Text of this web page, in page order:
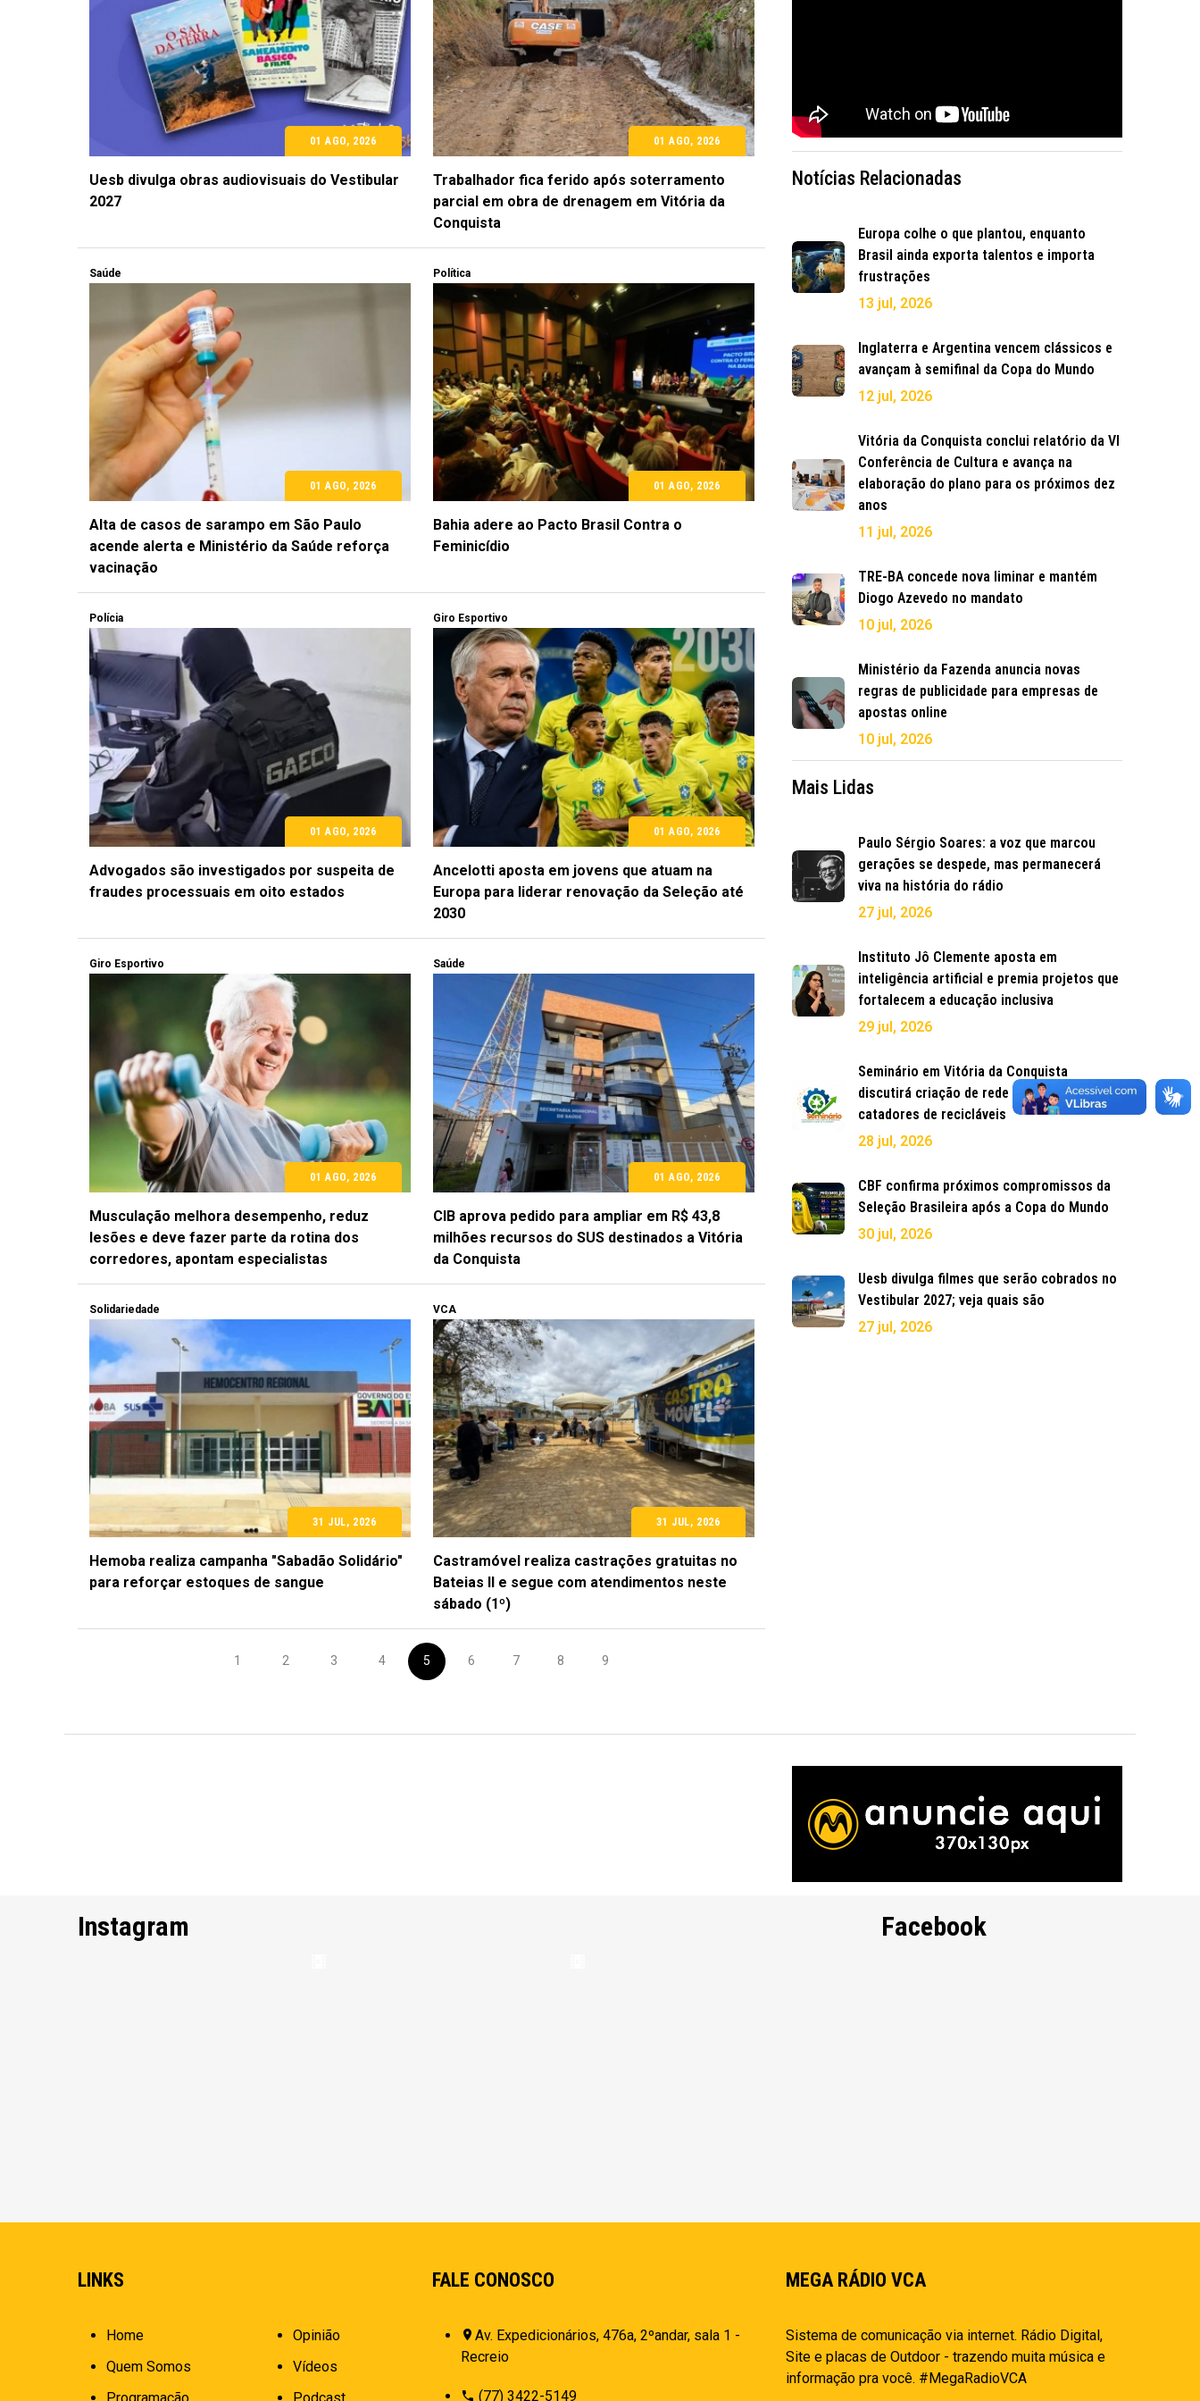
01 AGO, 2026
Uesb divulga obras audiovisuais do Vestibular
2027
01 AGO, 2026
Trabalhador fica ferido após soterramento
parcial em obra de drenagem em Vitória da
Conquista
Saúde
01 AGO, 2026
Alta de casos de sarampo em São Paulo
acende alerta e Ministério da Saúde reforça
vacinação
Política
01 AGO, 2026
Bahia adere ao Pacto Brasil Contra o
Feminicídio
Polícia
01 AGO, 2026
Advogados são investigados por suspeita de
fraudes processuais em oito estados
Giro Esportivo
01 AGO, 2026
Ancelotti aposta em jovens que atuam na
Europa para liderar renovação da Seleção até
2030
Giro Esportivo
01 AGO, 2026
Musculação melhora desempenho, reduz
lesões e deve fazer parte da rotina dos
corredores, apontam especialistas
Saúde
01 AGO, 2026
CIB aprova pedido para ampliar em R$ 43,8
milhões recursos do SUS destinados a Vitória
da Conquista
Solidariedade
31 JUL, 2026
Hemoba realiza campanha "Sabadão Solidário"
para reforçar estoques de sangue
VCA
31 JUL, 2026
Castramóvel realiza castrações gratuitas no
Bateias II e segue com atendimentos neste
sábado (1º)
1 2 3 4 5 6 7 8 9
Notícias Relacionadas
Europa colhe o que plantou, enquanto
Brasil ainda exporta talentos e importa
frustrações
13 jul, 2026
Inglaterra e Argentina vencem clássicos e
avançam à semifinal da Copa do Mundo
12 jul, 2026
Vitória da Conquista conclui relatório da VI
Conferência de Cultura e avança na
elaboração do plano para os próximos dez
anos
11 jul, 2026
TRE-BA concede nova liminar e mantém
Diogo Azevedo no mandato
10 jul, 2026
Ministério da Fazenda anuncia novas
regras de publicidade para empresas de
apostas online
10 jul, 2026
Mais Lidas
Paulo Sérgio Soares: a voz que marcou
gerações se despede, mas permanecerá
viva na história do rádio
27 jul, 2026
Instituto Jô Clemente aposta em
inteligência artificial e premia projetos que
fortalecem a educação inclusiva
29 jul, 2026
Seminário em Vitória da Conquista
discutirá criação de rede intermunicipal de
catadores de recicláveis
28 jul, 2026
CBF confirma próximos compromissos da
Seleção Brasileira após a Copa do Mundo
30 jul, 2026
Uesb divulga filmes que serão cobrados no
Vestibular 2027; veja quais são
27 jul, 2026
Instagram Facebook
LINKS
Home
Quem Somos
Opinião
Vídeos
FALE CONOSCO
Av. Expedicionários, 476a, 2ºandar, sala 1 -
Recreio
(77) 3422-5149
MEGA RÁDIO VCA
Sistema de comunicação via internet. Rádio Digital,
Site e placas de Outdoor - trazendo muita música e
informação pra você. #MegaRadioVCA